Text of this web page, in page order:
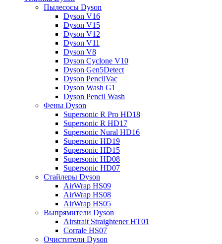
Пылесосы Dyson
Dyson V16
Dyson V15
Dyson V12
Dyson V11
Dyson V8
Dyson Cyclone V10
Dyson Gen5Detect
Dyson PencilVac
Dyson Wash G1
Dyson Pencil Wash
Фены Dyson
Supersonic R Pro HD18
Supersonic R HD17
Supersonic Nural HD16
Supersonic HD19
Supersonic HD15
Supersonic HD08
Supersonic HD07
Стайлеры Dyson
AirWrap HS09
AirWrap HS08
AirWrap HS05
Выпрямители Dyson
Airstrait Straightener HT01
Corrale HS07
Очистители Dyson